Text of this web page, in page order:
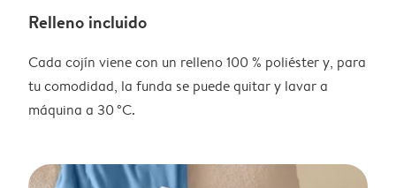
Relleno incluido
Cada cojín viene con un relleno 100 % poliéster y, para
tu comodidad, la funda se puede quitar y lavar a
máquina a 30 °C.